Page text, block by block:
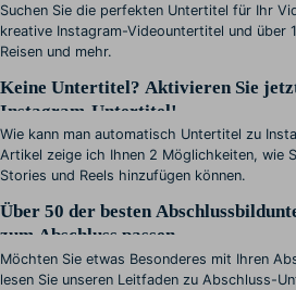
Suchen Sie die perfekten Untertitel für Ihr
kreative Instagram-Videountertitel und über
Reisen und mehr.
Keine Untertitel? Aktivieren Sie
Instagram-Untertitel!
Wie kann man automatisch Untertitel zu
Artikel zeige ich Ihnen 2 Möglichkeiten, wie
Stories und Reels hinzufügen können.
Über 50 der besten
zum Abschluss passen
Möchten Sie etwas Besonderes mit Ihren
lesen Sie unseren Leitfaden zu Abschluss-